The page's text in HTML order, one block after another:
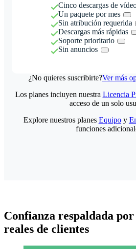
Cinco descargas de
Un paquete por mes
Sin atribución requerida
Descargas más rápidas
Soporte prioritario
Sin anuncios
¿No quieres suscribirte?Ver más
Los planes incluyen nuestra Licencia
acceso de un solo
Explore nuestros planes Equipoy
funciones
Confianza respaldada
reales de clientes